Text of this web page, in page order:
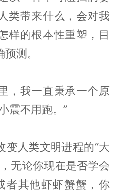
类带来什么，会对我
样的根本性重塑，目
测。
，我一直秉承一个原
震不用跑。”
变人类文明进程的“大
无论你现在是否学会
者其他虾虾蟹蟹，你